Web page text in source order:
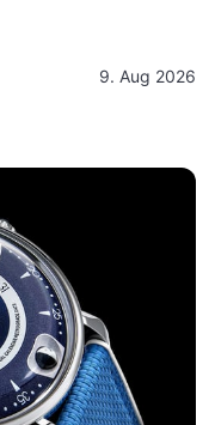
9. Aug 2026